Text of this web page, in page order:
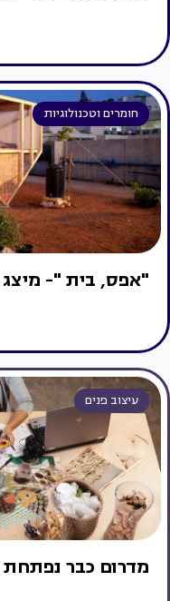
חומרים וטכנולוגיות
"אפס, בית "- מיצג
עיצוב פנים
מדרום כבר